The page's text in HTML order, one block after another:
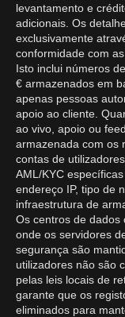
levantamento e
adicionais. Os
exclusivamente
conformidade com
Isto inclui números
€ armazenados em
apenas pessoas
apoio ao cliente.
ao vivo, apoio ou
armazenada com os
contas de
AML/KYC
endereço IP, tipo de
infraestrutura de
Os centros de dados
onde os servidores
segurança são
utilizadores não são
pelas leis locais de
garante que os
eliminados para